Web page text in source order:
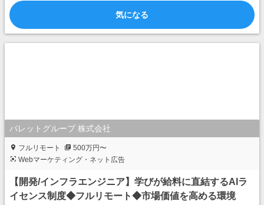
気になる
バレットグループ 株式会社
フルリモート
500万円〜
Webマーケティング・ネット広告
【開発/インフラエンジニア】学びが給料に直結するAIラ
イセンス制度◆フルリモート◆市場価値を高める環境